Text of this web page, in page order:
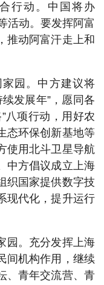
行动。中国将办
活动。要发挥阿富
推动阿富汗走上和
园。中方建议将
发展年”，愿同各
八项行动，用好农
态环保创新基地等
使用北斗卫星导航
中方倡议成立上海
织国家提供数字技
现代化，提升运行
园。充分发挥上海
间机构作用，继续
、青年交流营、青